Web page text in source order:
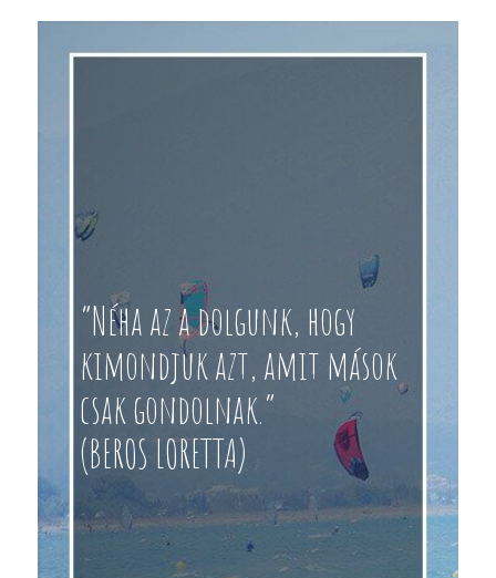
“Néha az a dolgunk, hogy
kimondjuk azt, amit mások
csak gondolnak.”
(BEROS LORETTA)